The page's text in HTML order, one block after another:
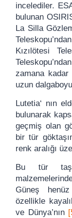
incelediler.
bulunan
La Silla
Kızılötesi
zamana
uzun
Lutetia‘ nın
bulunarak
geçmiş olan
bir tür
renk aralığı
Bu tür
Güneş
özellikle
ve Dünya’nın